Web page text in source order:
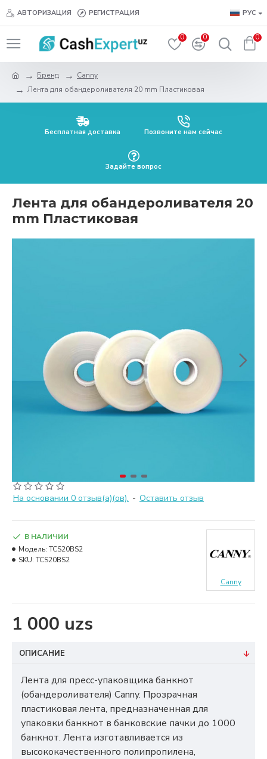
АВТОРИЗАЦИЯ РЕГИСТРАЦИЯ РУС
0 0 0
Бренд
Canny
Лента для обандероливателя 20 mm Пластиковая
Бесплатная доставка Позвоните нам сейчас
Задайте вопрос
Лента для обандероливателя 20
mm Пластиковая
На основании 0 отзыв(а)(ов). - Оставить отзыв
1 000 uzs
В НАЛИЧИИ
Модель: TCS20BS2
SKU: TCS20BS2
Canny
ОПИСАНИЕ
Лента для пресс-упаковщика банкнот
(обандероливателя) Canny. Прозрачная
пластиковая лента, предназначенная для
упаковки банкнот в банковские пачки до 1000
банкнот. Лента изготавливается из
высококачественного полипропилена,